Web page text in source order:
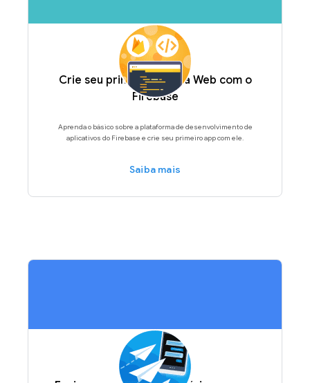
Crie seu primeiro app da Web com o
Firebase
Aprenda o básico sobre a plataforma de desenvolvimento de
aplicativos do Firebase e crie seu primeiro app com ele.
Saiba mais